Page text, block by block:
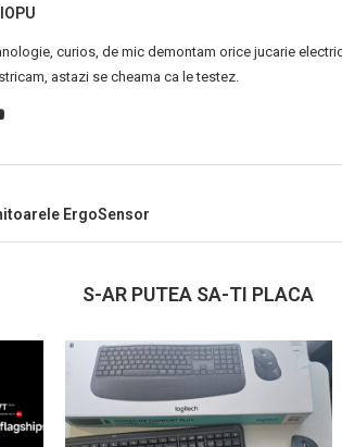
curios, de mic demontam orice jucarie
astazi se cheama ca le testez.
ErgoSensor
S-AR PUTEA SA-TI PLACA